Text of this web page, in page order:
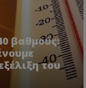
βαθμούς:
του